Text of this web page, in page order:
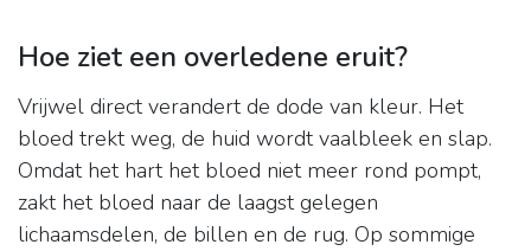
Hoe ziet een overledene eruit?
Vrijwel direct verandert de dode van kleur. Het
bloed trekt weg, de huid wordt vaalbleek en slap.
Omdat het hart het bloed niet meer rond pompt,
zakt het bloed naar de laagst gelegen
lichaamsdelen, de billen en de rug. Op sommige